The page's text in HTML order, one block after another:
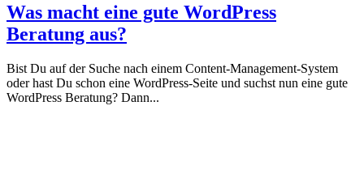
Was macht eine gute WordPress
Beratung aus?
Bist Du auf der Suche nach einem Content-Management-System
oder hast Du schon eine WordPress-Seite und suchst nun eine gute
WordPress Beratung? Dann...